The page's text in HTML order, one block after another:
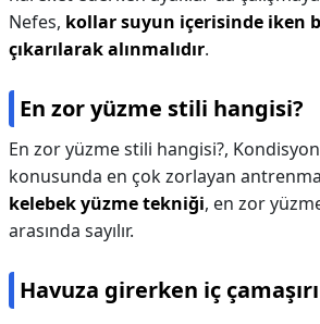
Nefes, kollar suyun içerisinde iken
çıkarılarak alınmalıdır.
En zor yüzme stili hangisi?
En zor yüzme stili hangisi?,
konusunda en çok zorlayan
kelebek yüzme tekniği, en zor
arasında sayılır.
Havuza girerken iç